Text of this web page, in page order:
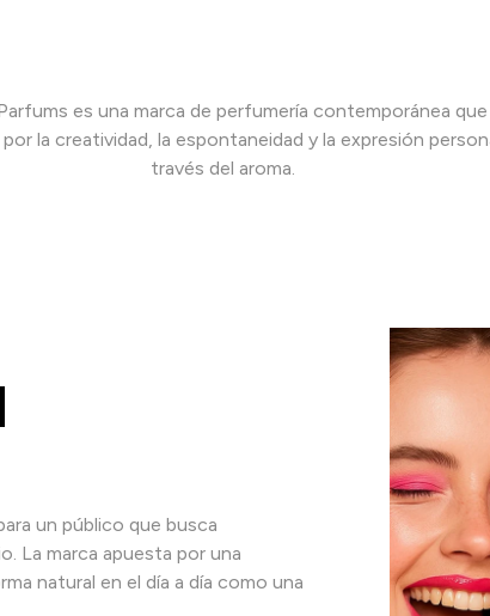
es una marca de perfumería contemporánea que
la creatividad, la espontaneidad y la expresión
través del aroma.
un público que busca
La marca apuesta por una
natural en el día a día como una